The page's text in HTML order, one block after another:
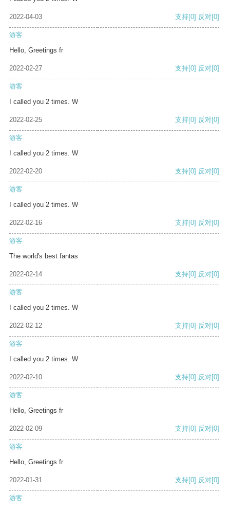
2022-04-03 支持[0] 反对[0]
游客
Hello, Greetings fr
2022-02-27 支持[0] 反对[0]
游客
I called you 2 times. W
2022-02-25 支持[0] 反对[0]
游客
I called you 2 times. W
2022-02-20 支持[0] 反对[0]
游客
I called you 2 times. W
2022-02-16 支持[0] 反对[0]
游客
The world's best fantas
2022-02-14 支持[0] 反对[0]
游客
I called you 2 times. W
2022-02-12 支持[0] 反对[0]
游客
I called you 2 times. W
2022-02-10 支持[0] 反对[0]
游客
Hello, Greetings fr
2022-02-09 支持[0] 反对[0]
游客
Hello, Greetings fr
2022-01-31 支持[0] 反对[0]
游客